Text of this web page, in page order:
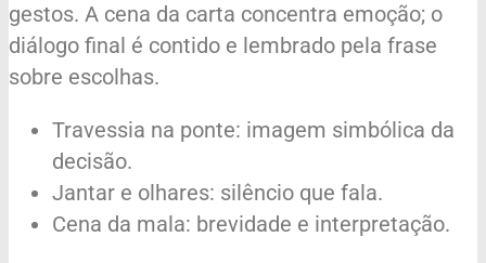
gestos. A cena da carta concentra emoção; o
diálogo final é contido e lembrado pela frase
sobre escolhas.
Travessia na ponte: imagem simbólica da
decisão.
Jantar e olhares: silêncio que fala.
Cena da mala: brevidade e interpretação.